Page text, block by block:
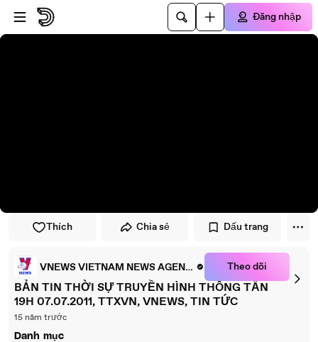
Đi đến trình phát
Đi đến nội dung chính
Đăng nhập
Thích Chia sẻ Dấu trang
VNEWS VIETNAM NEWS AGENCY Theo dõi
BẢN TIN THỜI SỰ TRUYỀN HÌNH THÔNG TẤN
19H 07.07.2011, TTXVN, VNEWS, TIN TỨC
15 năm trước
Danh mục